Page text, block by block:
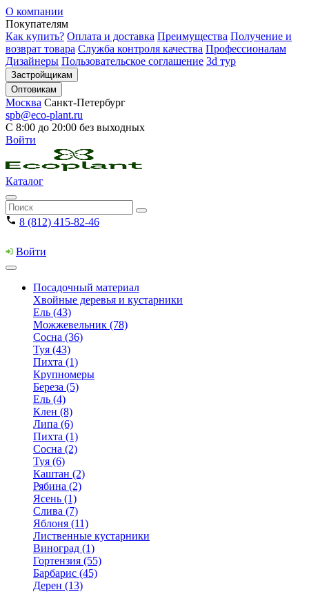
О компании
Покупателям
Как купить? Оплата и доставка Преимущества Получение и
возврат товара Служба контроля качества Профессионалам
Дизайнеры Пользовательское соглашение 3d тур
Застройщикам
Оптовикам
Москва Санкт-Петербург
spb@eco-plant.ru
С 8:00 до 20:00 без выходных
Войти
Каталог
8 (812) 415-82-46
Войти
Посадочный материал
Хвойные деревья и кустарники
Ель (43)
Можжевельник (78)
Сосна (36)
Туя (43)
Пихта (1)
Крупномеры
Береза (5)
Ель (4)
Клен (8)
Липа (6)
Пихта (1)
Сосна (2)
Туя (6)
Каштан (2)
Рябина (2)
Ясень (1)
Слива (7)
Яблоня (11)
Лиственные кустарники
Виноград (1)
Гортензия (55)
Барбарис (45)
Дерен (13)